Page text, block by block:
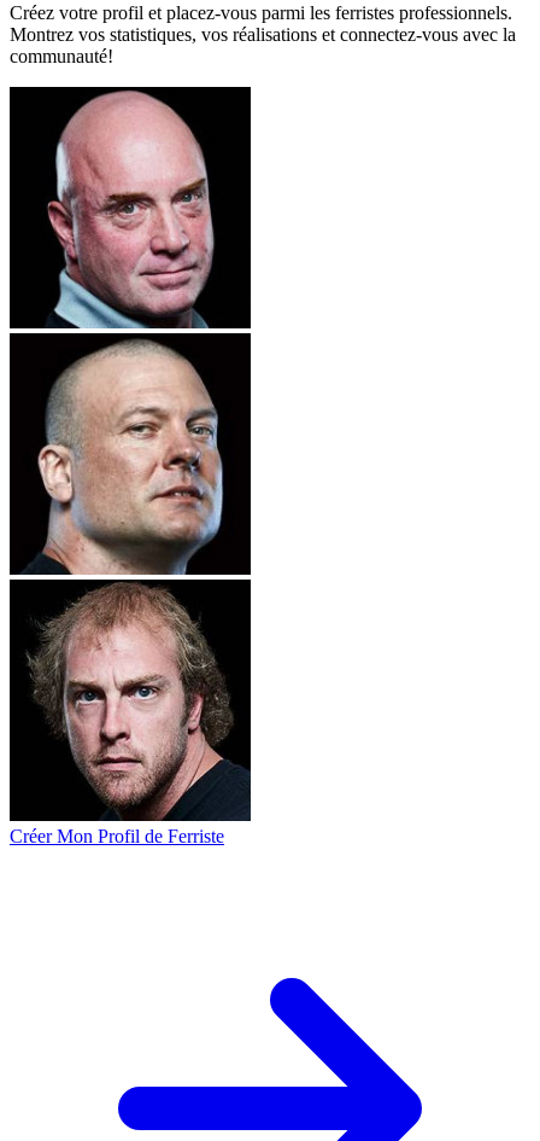
Créez votre profil et placez-vous parmi les ferristes professionnels.
Montrez vos statistiques, vos réalisations et connectez-vous avec la
communauté!
Créer Mon Profil de Ferriste